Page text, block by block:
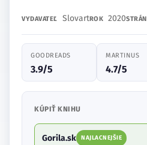
VYDAVATEĽ SlovartROK 2020STRÁN
GOODREADS
3.9/5
MARTINUS
4.7/5
KÚPIŤ KNIHU
Gorila.sk NAJLACNEJŠIE